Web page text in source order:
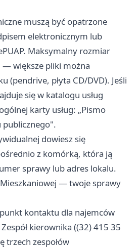
muszą być opatrzone
elektronicznym lub
Maksymalny rozmiar
— większe pliki można
(pendrive, płyta CD/DVD). Jeśli
się w katalogu usług
karty usług: „Pismo
dowiesz się
z komórką, która ją
sprawy lub adres lokalu.
Mieszkaniowej — twoje sprawy
kontaktu dla najemców
kierownika ((32) 415 35
trzech zespołów